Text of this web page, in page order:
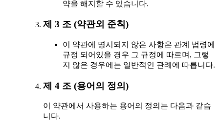
약을 해지할 수 있습니다.
제 3 조 (약관외 준칙)
이 약관에 명시되지 않은 사항은 관계 법령에
규정 되어있을 경우 그 규정에 따르며, 그렇
지 않은 경우에는 일반적인 관례에 따릅니다.
제 4 조 (용어의 정의)
이 약관에서 사용하는 용어의 정의는 다음과 같습
니다.